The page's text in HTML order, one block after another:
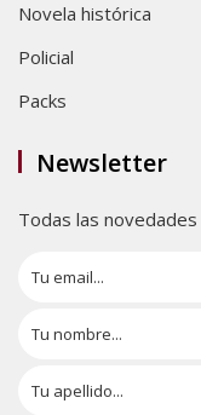
Novela histórica
Policial
Packs
Newsletter
Todas las